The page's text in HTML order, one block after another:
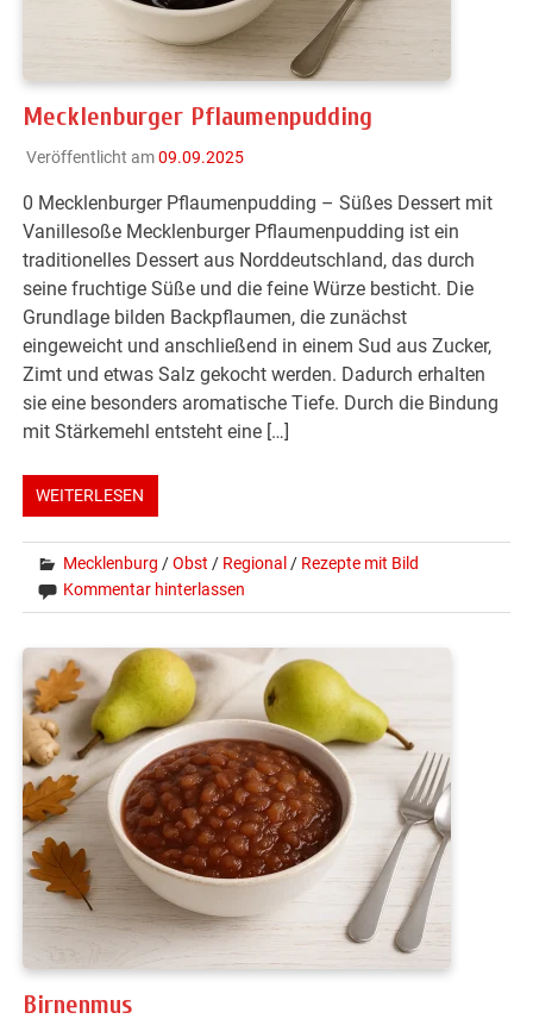
Mecklenburger Pflaumenpudding
Veröffentlicht am09.09.2025
0 Mecklenburger Pflaumenpudding – Süßes Dessert mit
Vanillesoße Mecklenburger Pflaumenpudding ist ein
traditionelles Dessert aus Norddeutschland, das durch
seine fruchtige Süße und die feine Würze besticht. Die
Grundlage bilden Backpflaumen, die zunächst
eingeweicht und anschließend in einem Sud aus Zucker,
Zimt und etwas Salz gekocht werden. Dadurch erhalten
sie eine besonders aromatische Tiefe. Durch die Bindung
mit Stärkemehl entsteht eine […]
WEITERLESEN
Mecklenburg /Obst / Regional / Rezepte mit Bild
Kommentar hinterlassen
Birnenmus